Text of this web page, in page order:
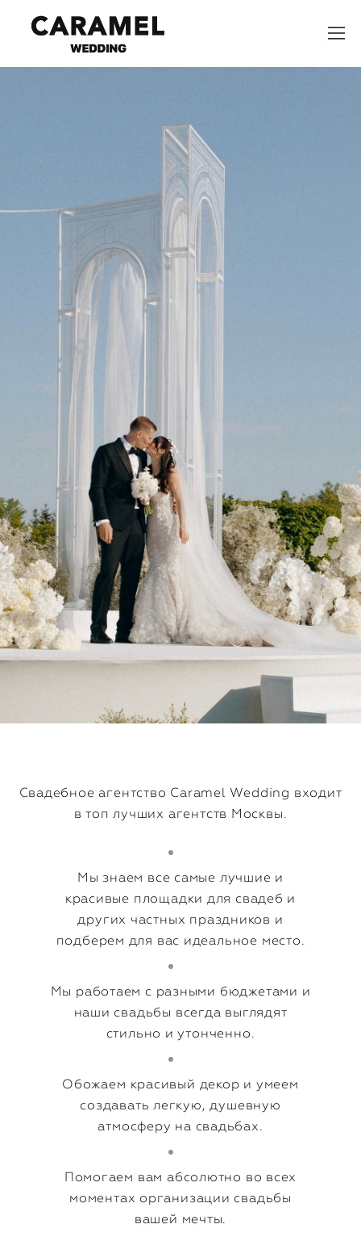
Свадебное агентство Caramel Wedding входит
в топ лучших агентств Москвы.
Мы знаем все самые лучшие и
красивые площадки для свадеб и
других частных праздников и
подберем для вас идеальное место.
Мы работаем с разными бюджетами и
наши свадьбы всегда выглядят
стильно и утонченно.
Обожаем красивый декор и умеем
создавать легкую, душевную
атмосферу на свадьбах.
Помогаем вам абсолютно во всех
моментах организации свадьбы
вашей мечты.